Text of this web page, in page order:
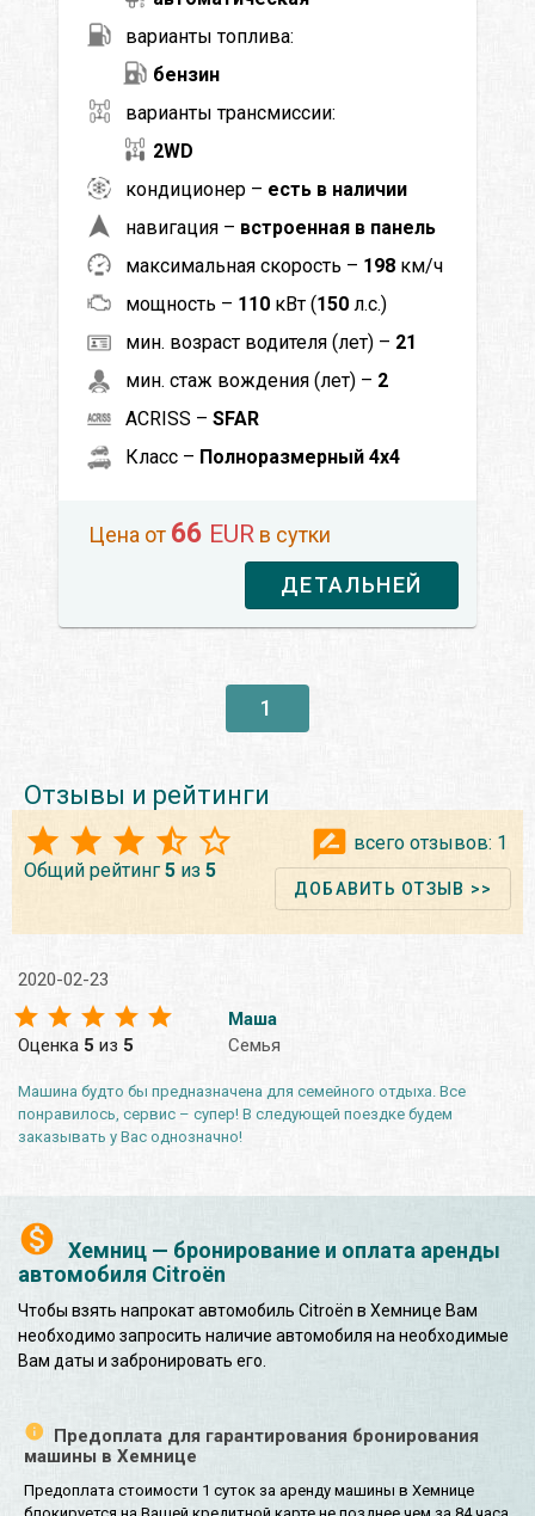
Хемниц — бронирование и оплата аренды
автомобиля Citroën
Чтобы взять напрокат автомобиль Citroën в Хемнице Вам
необходимо запросить наличие автомобиля на необходимые
Вам даты и забронировать его.
Предоплата для гарантирования бронирования
машины в Хемнице
Предоплата стоимости 1 суток за аренду машины в Хемнице
варианты топлива:
бензин
варианты трансмиссии:
2WD
кондиционер – есть в наличии
навигация – встроенная в панель
максимальная скорость – 198 км/ч
мощность – 110 кВт (150 л.с.)
мин. возраст водителя (лет) – 21
мин. стаж вождения (лет) – 2
ACRISS – SFAR
Класс – Полноразмерный 4x4
Цена от 66 EUR в сутки
ДЕТАЛЬНЕЙ
1
Отзывы и рейтинги
Общий рейтинг 5 из 5
всего отзывов: 1
ДОБАВИТЬ ОТЗЫВ >>
2020-02-23
Оценка 5 из 5
Маша
Семья
Машина будто бы предназначена для семейного отдыха. Все
понравилось, сервис – супер! В следующей поездке будем
заказывать у Вас однозначно!